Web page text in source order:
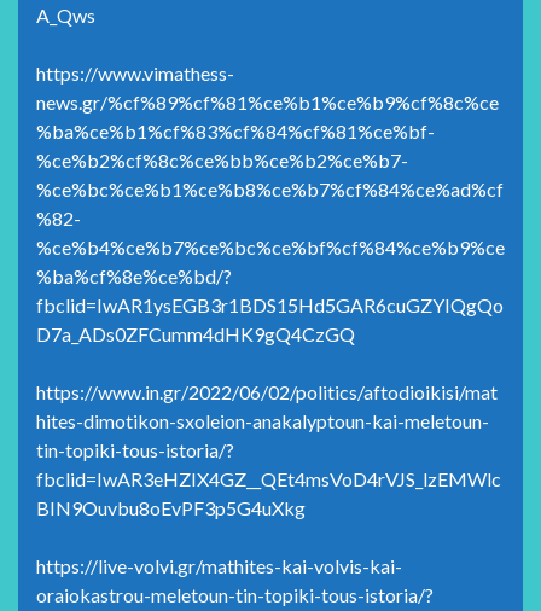
A_Qws
https://www.vimathess-
news.gr/%cf%89%cf%81%ce%b1%ce%b9%cf%8c%ce
%ba%ce%b1%cf%83%cf%84%cf%81%ce%bf-
%ce%b2%cf%8c%ce%bb%ce%b2%ce%b7-
%ce%bc%ce%b1%ce%b8%ce%b7%cf%84%ce%ad%cf
%82-
%ce%b4%ce%b7%ce%bc%ce%bf%cf%84%ce%b9%ce
%ba%cf%8e%ce%bd/?
fbclid=IwAR1ysEGB3r1BDS15Hd5GAR6cuGZYIQgQo
D7a_ADs0ZFCumm4dHK9gQ4CzGQ
https://www.in.gr/2022/06/02/politics/aftodioikisi/mat
hites-dimotikon-sxoleion-anakalyptoun-kai-meletoun-
tin-topiki-tous-istoria/?
fbclid=IwAR3eHZIX4GZ__QEt4msVoD4rVJS_lzEMWlc
BIN9Ouvbu8oEvPF3p5G4uXkg
https://live-volvi.gr/mathites-kai-volvis-kai-
oraiokastrou-meletoun-tin-topiki-tous-istoria/?